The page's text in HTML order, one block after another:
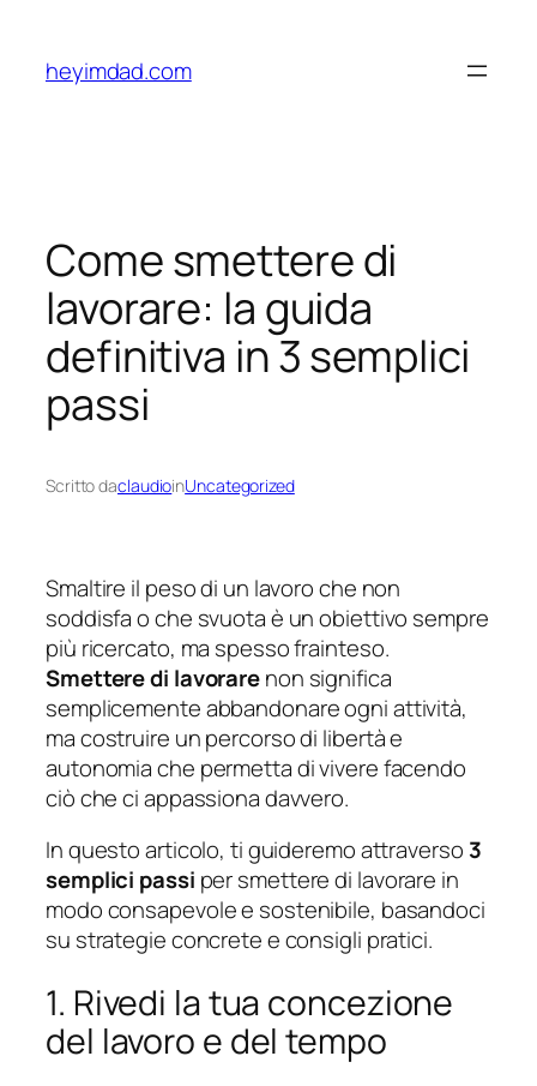
contenuto
heyimdad.com
Come smettere di
lavorare: la guida
definitiva in 3 semplici
passi
Scritto daclaudioinUncategorized
Smaltire il peso di un lavoro che non
soddisfa o che svuota è un obiettivo sempre
più ricercato, ma spesso frainteso.
Smettere di lavorarenon significa
semplicemente abbandonare ogni attività,
ma costruire un percorso di libertà e
autonomia che permetta di vivere facendo
ciò che ci appassiona davvero.
In questo articolo, ti guideremo attraverso 3
semplici passi per smettere di lavorare in
modo consapevole e sostenibile, basandoci
su strategie concrete e consigli pratici.
1. Rivedi la tua concezione
del lavoro e del tempo